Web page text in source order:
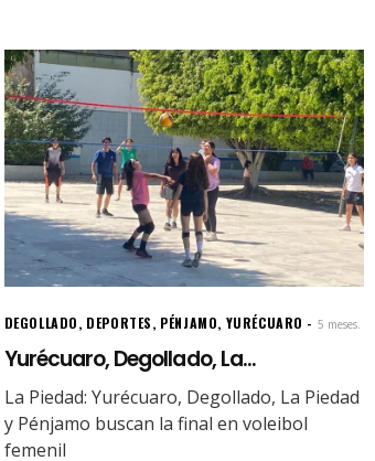
DEGOLLADO, DEPORTES, PÉNJAMO, YURÉCUARO 5 meses.
Yurécuaro, Degollado, La...
La Piedad: Yurécuaro, Degollado, La Piedad
y Pénjamo buscan la final en voleibol
femenil